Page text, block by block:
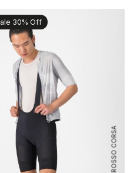
ROSSO CORSA
30% Off